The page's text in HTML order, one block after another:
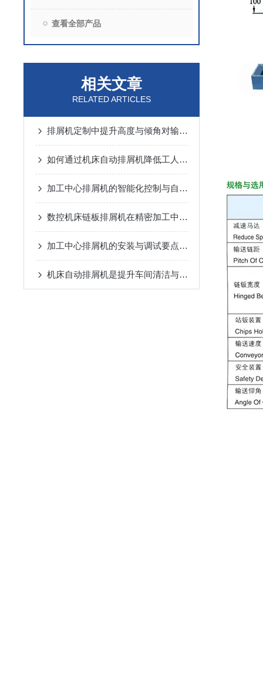
查看全部产品
相关文章
RELATED ARTICLES
排屑机定制中提升高度与倾角对输送能力的动力学分析
如何通过机床自动排屑机降低工人劳动强度？
加工中心排屑机的智能化控制与自动化优势
数控机床链板排屑机在精密加工中的应用优势说明
加工中心排屑机的安装与调试要点说明
机床自动排屑机是提升车间清洁与效率的设备